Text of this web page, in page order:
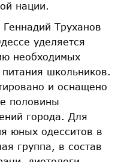
нации.
Труханов
уделяется
необходимых
школьников.
и оснащено
половины
города. Для
юных одесситов в
группа, в состав